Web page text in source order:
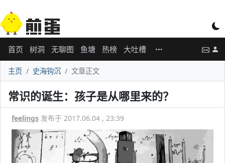
首页 树洞 无聊图 鱼塘 热榜 大吐槽
主页 史海钩沉 文章正文
常识的诞生：孩子是从哪里来的？
feelings 发布于 2017.06.04 , 23:39